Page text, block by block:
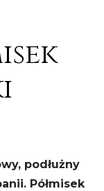
podłużny
Półmisek